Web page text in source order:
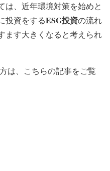
は、近年環境対策を始めと
投資をするESG投資の流れ
ます大きくなると考えられ
は、こちらの記事をご覧